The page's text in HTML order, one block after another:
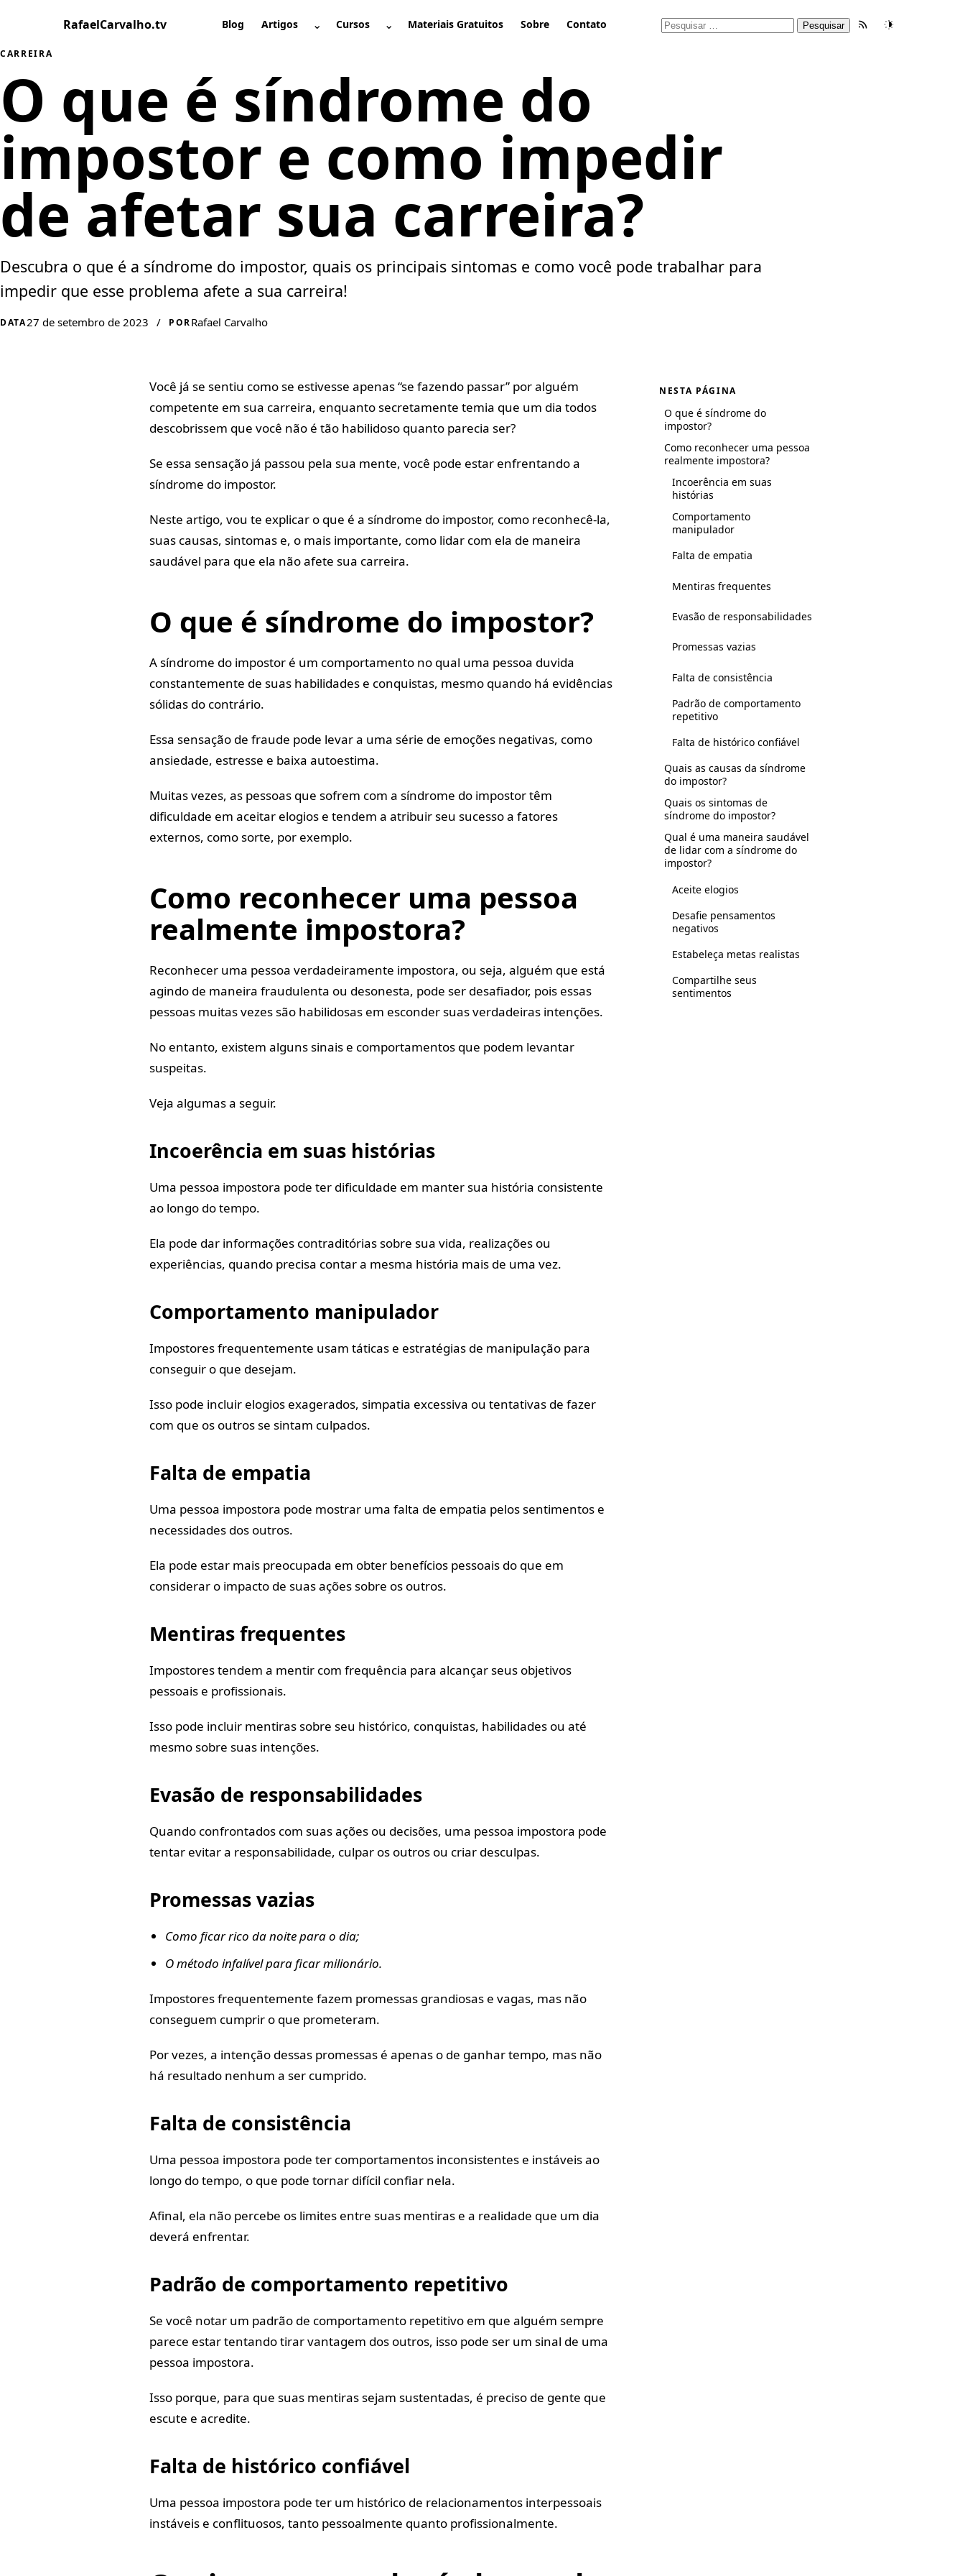
conteúdo
RafaelCarvalho.tv Blog Artigos Abrir submenu
⌄ Cursos Abrir submenu
⌄ Materiais Gratuitos Sobre Contato
Pesquisar
Feed RSSTema
CARREIRA
O que é síndrome do
impostor e como impedir
de afetar sua carreira?
Descubra o que é a síndrome do impostor, quais os principais sintomas e como você pode trabalhar para
impedir que esse problema afete a sua carreira!
DATA27 de setembro de 2023 / PORRafael Carvalho
Você já se sentiu como se estivesse apenas “se fazendo passar” por alguém
competente em sua carreira, enquanto secretamente temia que um dia todos
descobrissem que você não é tão habilidoso quanto parecia ser?
Se essa sensação já passou pela sua mente, você pode estar enfrentando a
síndrome do impostor.
Neste artigo, vou te explicar o que é a síndrome do impostor, como reconhecê-la,
suas causas, sintomas e, o mais importante, como lidar com ela de maneira
saudável para que ela não afete sua carreira.
O que é síndrome do impostor?
A síndrome do impostor é um comportamento no qual uma pessoa duvida
constantemente de suas habilidades e conquistas, mesmo quando há evidências
sólidas do contrário.
Essa sensação de fraude pode levar a uma série de emoções negativas, como
ansiedade, estresse e baixa autoestima.
Muitas vezes, as pessoas que sofrem com a síndrome do impostor têm
dificuldade em aceitar elogios e tendem a atribuir seu sucesso a fatores
externos, como sorte, por exemplo.
Como reconhecer uma pessoa
realmente impostora?
Reconhecer uma pessoa verdadeiramente impostora, ou seja, alguém que está
agindo de maneira fraudulenta ou desonesta, pode ser desafiador, pois essas
pessoas muitas vezes são habilidosas em esconder suas verdadeiras intenções.
No entanto, existem alguns sinais e comportamentos que podem levantar
suspeitas.
Veja algumas a seguir.
Incoerência em suas histórias
Uma pessoa impostora pode ter dificuldade em manter sua história consistente
ao longo do tempo.
Ela pode dar informações contraditórias sobre sua vida, realizações ou
experiências, quando precisa contar a mesma história mais de uma vez.
Comportamento manipulador
Impostores frequentemente usam táticas e estratégias de manipulação para
conseguir o que desejam.
Isso pode incluir elogios exagerados, simpatia excessiva ou tentativas de fazer
com que os outros se sintam culpados.
Falta de empatia
Uma pessoa impostora pode mostrar uma falta de empatia pelos sentimentos e
necessidades dos outros.
Ela pode estar mais preocupada em obter benefícios pessoais do que em
considerar o impacto de suas ações sobre os outros.
Mentiras frequentes
Impostores tendem a mentir com frequência para alcançar seus objetivos
pessoais e profissionais.
Isso pode incluir mentiras sobre seu histórico, conquistas, habilidades ou até
mesmo sobre suas intenções.
Evasão de responsabilidades
Quando confrontados com suas ações ou decisões, uma pessoa impostora pode
tentar evitar a responsabilidade, culpar os outros ou criar desculpas.
Promessas vazias
Como ficar rico da noite para o dia;
O método infalível para ficar milionário.
Impostores frequentemente fazem promessas grandiosas e vagas, mas não
conseguem cumprir o que prometeram.
Por vezes, a intenção dessas promessas é apenas o de ganhar tempo, mas não
há resultado nenhum a ser cumprido.
Falta de consistência
Uma pessoa impostora pode ter comportamentos inconsistentes e instáveis ao
longo do tempo, o que pode tornar difícil confiar nela.
Afinal, ela não percebe os limites entre suas mentiras e a realidade que um dia
deverá enfrentar.
Padrão de comportamento repetitivo
Se você notar um padrão de comportamento repetitivo em que alguém sempre
parece estar tentando tirar vantagem dos outros, isso pode ser um sinal de uma
pessoa impostora.
Isso porque, para que suas mentiras sejam sustentadas, é preciso de gente que
escute e acredite.
Falta de histórico confiável
Uma pessoa impostora pode ter um histórico de relacionamentos interpessoais
instáveis e conflituosos, tanto pessoalmente quanto profissionalmente.
NESTA PÁGINA
O que é síndrome do
impostor?
Como reconhecer uma pessoa
realmente impostora?
Incoerência em suas
histórias
Comportamento
manipulador
Falta de empatia
Mentiras frequentes
Evasão de responsabilidades
Promessas vazias
Falta de consistência
Padrão de comportamento
repetitivo
Falta de histórico confiável
Quais as causas da síndrome
do impostor?
Quais os sintomas de
síndrome do impostor?
Qual é uma maneira saudável
de lidar com a síndrome do
impostor?
Aceite elogios
Desafie pensamentos
negativos
Estabeleça metas realistas
Compartilhe seus
sentimentos